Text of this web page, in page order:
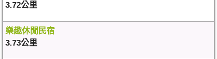
3.72公里
樂趣休閒民宿
3.73公里